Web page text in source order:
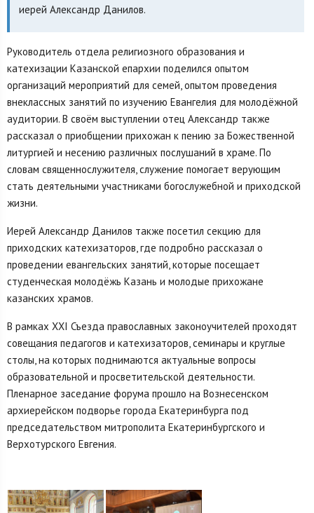
иерей Александр Данилов.
Руководитель отдела религиозного образования и
катехизации Казанской епархии поделился опытом
организаций мероприятий для семей, опытом проведения
внеклассных занятий по изучению Евангелия для молодёжной
аудитории. В своём выступлении отец Александр также
рассказал о приобщении прихожан к пению за Божественной
литургией и несению различных послушаний в храме. По
словам священнослужителя, служение помогает верующим
стать деятельными участниками богослужебной и приходской
жизни.
Иерей Александр Данилов также посетил секцию для
приходских катехизаторов, где подробно рассказал о
проведении евангельских занятий, которые посещает
студенческая молодёжь Казань и молодые прихожане
казанских храмов.
В рамках ХХI Съезда православных законоучителей проходят
совещания педагогов и катехизаторов, семинары и круглые
столы, на которых поднимаются актуальные вопросы
образовательной и просветительской деятельности.
Пленарное заседание форума прошло на Вознесенском
архиерейском подворье города Екатеринбурга под
председательством митрополита Екатеринбургского и
Верхотурского Евгения.